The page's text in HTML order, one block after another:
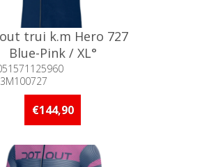
trui k.m Hero 727
Blue-Pink / XL°
Minder dan 5
voorraad
€144,90